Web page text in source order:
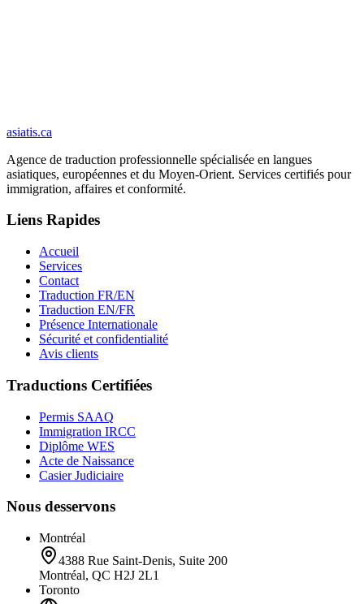
asiatis.ca
Agence de traduction professionnelle spécialisée en langues
asiatiques, européennes et du Moyen-Orient. Services certifiés pour
immigration, affaires et conformité.
Liens Rapides
Accueil
Services
Contact
Traduction FR/EN
Traduction EN/FR
Présence Internationale
Sécurité et confidentialité
Avis clients
Traductions Certifiées
Permis SAAQ
Immigration IRCC
Diplôme WES
Acte de Naissance
Casier Judiciaire
Nous desservons
Montréal
4388 Rue Saint-Denis, Suite 200
Montréal, QC H2J 2L1
Toronto